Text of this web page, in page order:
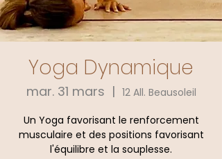
Yoga Dynamique
mar. 31 mars
  |
12 All. Beausoleil
Un Yoga favorisant le renforcement
musculaire et des positions favorisant
l'équilibre et la souplesse.